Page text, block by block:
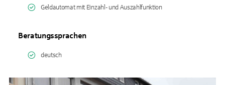
Geldautomat mit Einzahl- und Auszahlfunktion
Beratungssprachen
deutsch